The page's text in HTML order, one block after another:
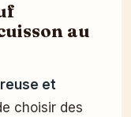
au
et
choisir des